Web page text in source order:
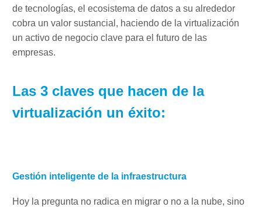
de tecnologías, el ecosistema de datos a su alrededor
cobra un valor sustancial, haciendo de la virtualización
un activo de negocio clave para el futuro de las
empresas.
Las 3 claves que hacen de la
virtualización un éxito:
Gestión inteligente de la infraestructura
Hoy la pregunta no radica en migrar o no a la nube, sino